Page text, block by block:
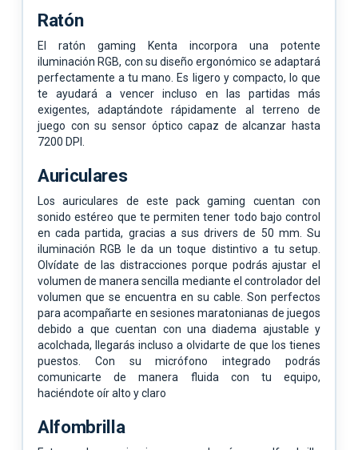
Ratón
El ratón gaming Kenta incorpora una potente
iluminación RGB, con su diseño ergonómico se adaptará
perfectamente a tu mano. Es ligero y compacto, lo que
te ayudará a vencer incluso en las partidas más
exigentes, adaptándote rápidamente al terreno de
juego con su sensor óptico capaz de alcanzar hasta
7200 DPI.
Auriculares
Los auriculares de este pack gaming cuentan con
sonido estéreo que te permiten tener todo bajo control
en cada partida, gracias a sus drivers de 50 mm. Su
iluminación RGB le da un toque distintivo a tu setup.
Olvídate de las distracciones porque podrás ajustar el
volumen de manera sencilla mediante el controlador del
volumen que se encuentra en su cable. Son perfectos
para acompañarte en sesiones maratonianas de juegos
debido a que cuentan con una diadema ajustable y
acolchada, llegarás incluso a olvidarte de que los tienes
puestos. Con su micrófono integrado podrás
comunicarte de manera fluida con tu equipo,
haciéndote oír alto y claro
Alfombrilla